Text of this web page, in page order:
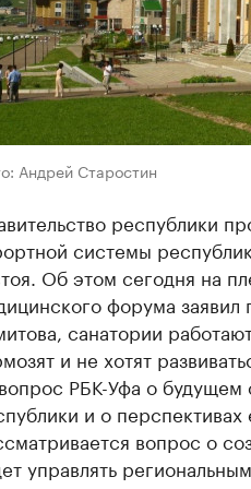
Андрей Старостин
республики
системы
Об этом сегодня на
форума
санатории
и не хотят
РБК-Уфа о будущем
и о перспективах
вопрос о
управлять